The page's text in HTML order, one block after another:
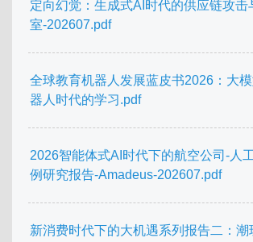
定向幻觉：生成式AI时代的供应链攻
室-202607.pdf
全球教育机器人发展蓝皮书2026：大
器人时代的学习.pdf
2026智能体式AI时代下的航空公司-人
例研究报告-Amadeus-202607.pdf
新消费时代下的大机遇系列报告二：